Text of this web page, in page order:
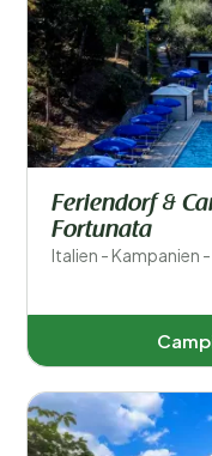
Feriendorf &
Fortunata
Italien - Kampanien